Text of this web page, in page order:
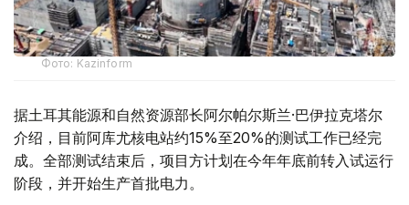
Фото: Kazinform
据土耳其能源和自然资源部长阿尔帕尔斯兰·巴伊拉克塔尔
介绍，目前阿库尤核电站约15%至20%的测试工作已经完
成。全部测试结束后，项目方计划在今年年底前转入试运行
阶段，并开始生产首批电力。